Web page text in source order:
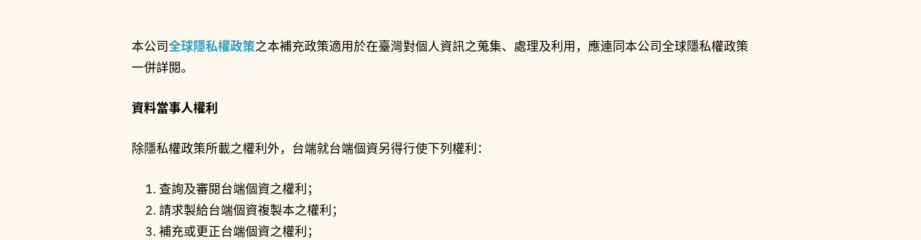
本公司全球隱私權政策之本補充政策適用於在臺灣對個人資訊之蒐集、處理及利用，應連同本公司全球隱私權政策
一併詳閱。
資料當事人權利
除隱私權政策所載之權利外，台端就台端個資另得行使下列權利：
查詢及審閱台端個資之權利；
請求製給台端個資複製本之權利；
補充或更正台端個資之權利；